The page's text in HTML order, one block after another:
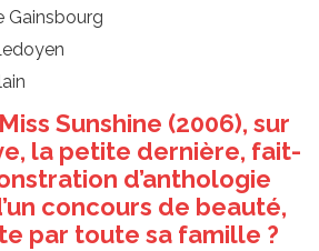
Gainsbourg
Sunshine (2006), sur
la petite dernière, fait-
d’anthologie
concours de beauté,
par toute sa famille ?